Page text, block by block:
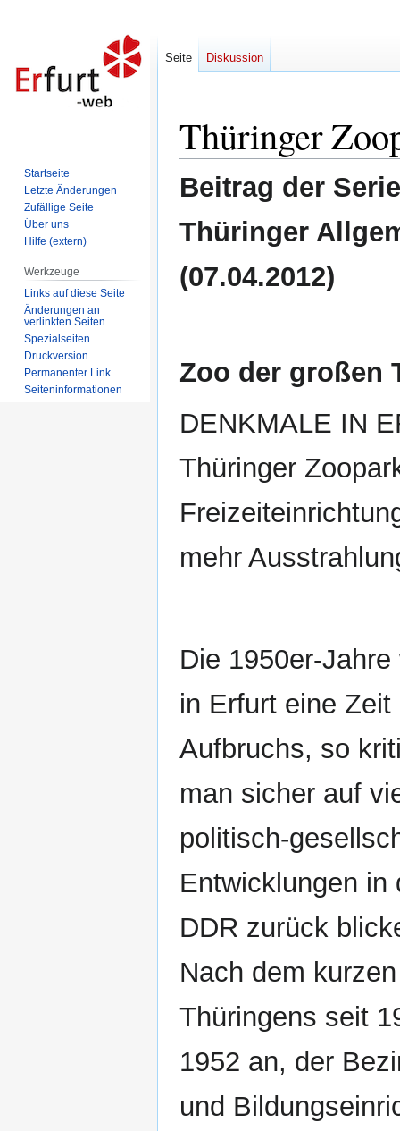
Navigation
springen
Suche
springen
Thüringer
Beitrag der
Thüringer
(07.04.2012)
Zoo der großen
DENKMALE IN
Thüringer
mehr
Die 1950er-Jahre
in Erfurt eine Zeit
Aufbruchs, so
man sicher auf
politisch-
Entwicklungen in
DDR zurück
Nach dem
Thüringens seit
1952 an, der
und
Seite Diskussion
Startseite
Letzte Änderungen
Zufällige Seite
Über uns
Hilfe (extern)
Werkzeuge
Links auf diese Seite
Änderungen an
verlinkten Seiten
Spezialseiten
Druckversion
Permanenter Link
Seiten­informationen